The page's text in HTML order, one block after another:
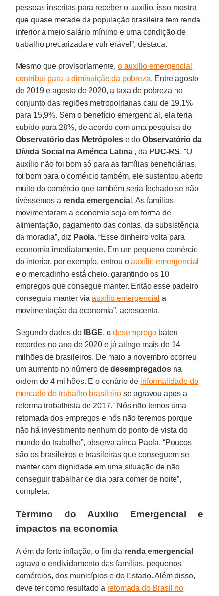
pessoas inscritas para receber o auxílio, isso mostra
que quase metade da população brasileira tem renda
inferior a meio salário mínimo e uma condição de
trabalho precarizada e vulnerável”, destaca.
Mesmo que provisoriamente,o auxílio emergencial
contribui para a diminuição da pobreza. Entre agosto
de 2019 e agosto de 2020, a taxa de pobreza no
conjunto das regiões metropolitanas caiu de 19,1%
para 15,9%. Sem o benefício emergencial, ela teria
subido para 28%, de acordo com uma pesquisa do
Observatório das Metrópoles e doObservatório da
Dívida Social na América Latina , da PUC-RS. “O
auxílio não foi bom só para as famílias beneficiárias,
foi bom para o comércio também, ele sustentou aberto
muito do comércio que também seria fechado se não
tivéssemos a renda emergencial . As famílias
movimentaram a economia seja em forma de
alimentação, pagamento das contas, da subsistência
da moradia”, diz Paola. “Esse dinheiro volta para
economia imediatamente. Em um pequeno comércio
do interior, por exemplo, entrou oauxílio emergencial
e o mercadinho está cheio, garantindo os 10
empregos que consegue manter. Então esse padeiro
conseguiu manter viaauxílio emergencial a
movimentação da economia”, acrescenta.
Segundo dados do IBGE, odesemprego bateu
recordes no ano de 2020 e já atinge mais de 14
milhões de brasileiros. De maio a novembro ocorreu
um aumento no número dedesempregados na
ordem de 4 milhões. E o cenário de informalidade do
mercado de trabalho brasileiro se agravou após a
reforma trabalhista de 2017. “Nós não temos uma
retomada dos empregos e nós não teremos porque
não há investimento nenhum do ponto de vista do
mundo do trabalho”, observa ainda Paola. “Poucos
são os brasileiros e brasileiras que conseguem se
manter com dignidade em uma situação de não
conseguir trabalhar de dia para comer de noite”,
completa.
Término do Auxílio Emergencial e
impactos na economia
Além da forte inflação, o fim da renda emergencial
agrava o endividamento das famílias, pequenos
comércios, dos municípios e do Estado. Além disso,
deve ter como resultado a retomada do Brasil no